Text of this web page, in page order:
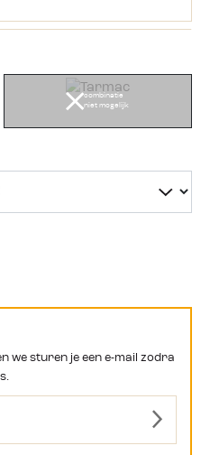
combinatie
niet mogelijk
we sturen je een e-mail zodra